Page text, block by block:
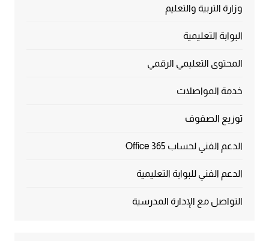
وزارة التربية والتعليم
البوابة التعليمية
المحتوى التعليمي الرقمي
خدمة المواصلات
توزيع الصفوف
الدعم الفني لحساب Office 365
الدعم الفني للبوابة التعليمية
التواصل مع الإدارة المدرسية